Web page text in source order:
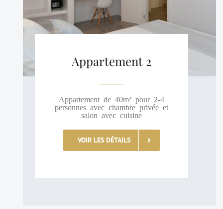
Appartement 2
Appartement de 40m² pour 2-4
personnes avec chambre privée et
salon avec cuisine
VOIR LES DÉTAILS